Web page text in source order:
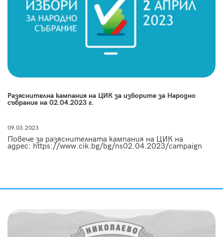
Разяснителна кампания на ЦИК за изборите за Народно
събрание на 02.04.2023 г.
09.03.2023
Повече за разяснителната кампания на ЦИК на
адрес: https://www.cik.bg/bg/ns02.04.2023/campaign